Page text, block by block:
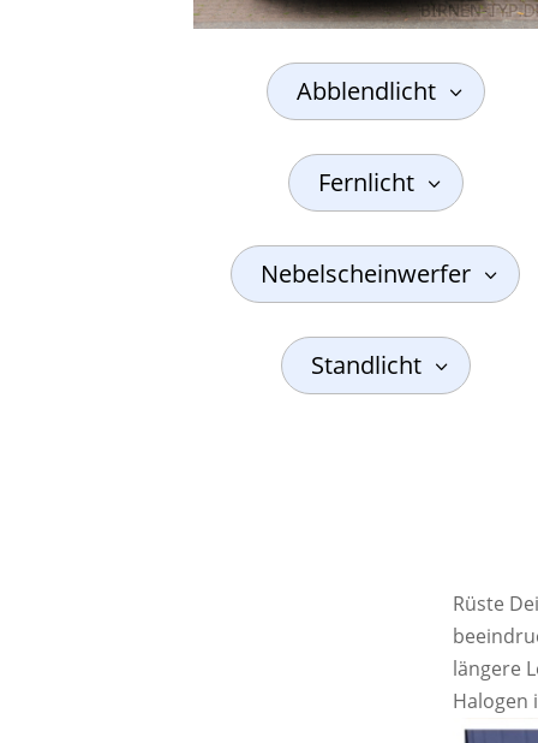
Abblendlicht
Fernlicht
Nebelscheinwerfer
Standlicht
Rüste
längere
Halogen